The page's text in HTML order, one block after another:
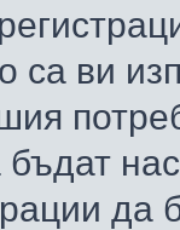
са ви
да